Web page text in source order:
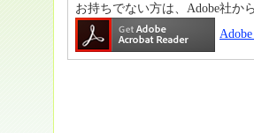
お持ちでない方は、Adobe社か